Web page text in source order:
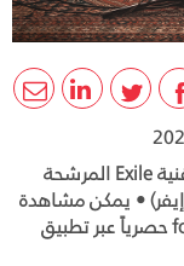
تايلور سويفت أطلقت أيضاً الفيديو الكامل لأغنية Exile المرشحة
• يمكن مشاهدة
فيلم folklore: the long pond studio sessions حصرياً عبر تطبيق